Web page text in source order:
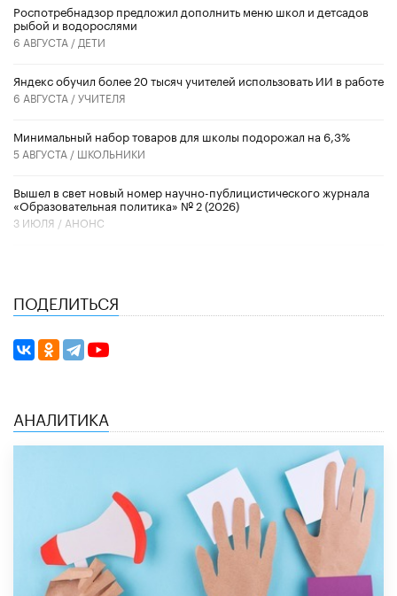
Роспотребнадзор предложил дополнить меню школ и детсадов
рыбой и водорослями
6 АВГУСТА / ДЕТИ
​Яндекс обучил более 20 тысяч учителей использовать ИИ в работе
6 АВГУСТА /УЧИТЕЛЯ
Минимальный набор товаров для школы подорожал на 6,3%
5 АВГУСТА / ШКОЛЬНИКИ
Вышел в свет новый номер научно-публицистического журнала
«Образовательная политика» № 2 (2026)
3 ИЮЛЯ / АНОНС
ПОДЕЛИТЬСЯ
АНАЛИТИКА